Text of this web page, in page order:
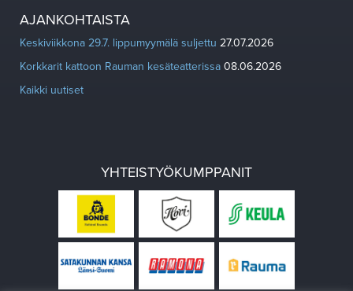
AJANKOHTAISTA
Keskiviikkona 29.7. lippumyymälä suljettu 27.07.2026
Korkkarit kattoon Rauman kesäteatterissa 08.06.2026
Kaikki uutiset
YHTEISTYÖKUMPPANIT